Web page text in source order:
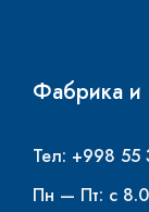
Фабрика и
Тел: +998 55
Пн — Пт: с